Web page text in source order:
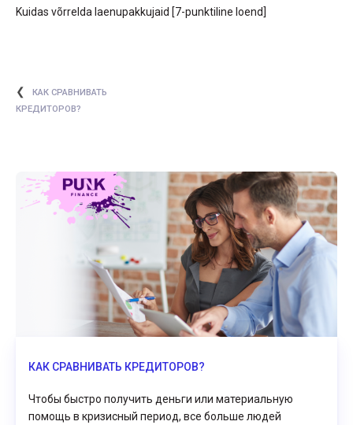
КАК СРАВНИВАТЬ КРЕДИТОРОВ?
Чтобы быстро получить деньги или материальную
помощь в кризисный период, все больше людей
Kuidas võrrelda laenupakkujaid [7-punktiline loend]
❮
КАК СРАВНИВАТЬ
КРЕДИТОРОВ?